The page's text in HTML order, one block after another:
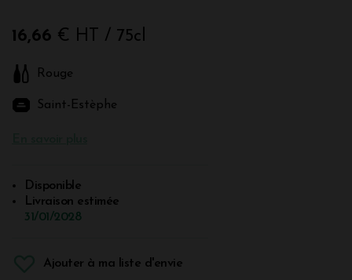
16,66 € HT / 75cl
Rouge
Saint-Estèphe
Disponible
Livraison estimée
31/01/2028
Ajouter à ma liste d'envie